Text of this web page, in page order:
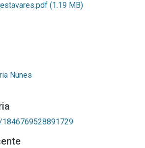
(1.19 MB)
Nunes